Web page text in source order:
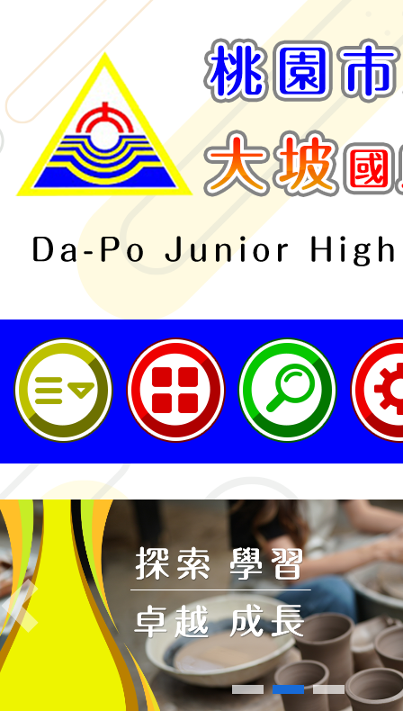
桃園市立大坡國民中學
Previous
轉知桃園市政府交通局